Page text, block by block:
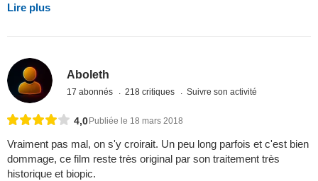
Lire plus
Aboleth
17 abonnés 218 critiques Suivre son activité
4,0 Publiée le 18 mars 2018
Vraiment pas mal, on s'y croirait. Un peu long parfois et c'est bien
dommage, ce film reste très original par son traitement très
historique et biopic.